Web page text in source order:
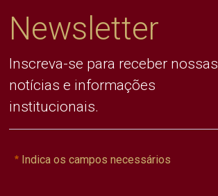
Newsletter
Inscreva-se para receber nossas
notícias e informações
institucionais.
Indica os campos necessários